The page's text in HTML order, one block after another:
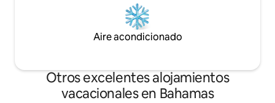
Aire acondicionado
Otros excelentes alojamientos
vacacionales en Bahamas